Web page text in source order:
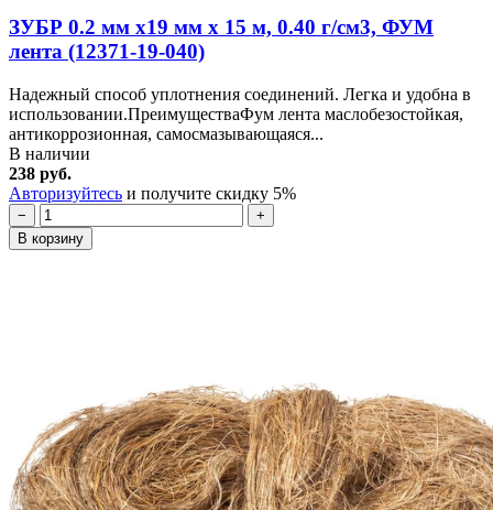
ЗУБР 0.2 мм х19 мм х 15 м, 0.40 г/см3, ФУМ
лента (12371-19-040)
Надежный способ уплотнения соединений. Легка и удобна в
использовании.ПреимуществаФум лента маслобезостойкая,
антикоррозионная, самосмазывающаяся...
В наличии
238 руб.
Авторизуйтесь и получите скидку 5%
−
+
В корзину